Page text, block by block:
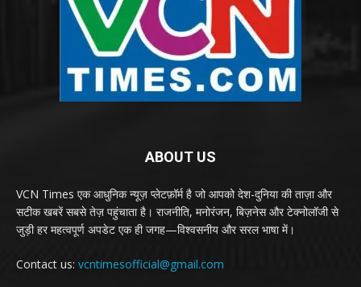
ABOUT US
VCN Times एक आधुनिक न्यूज़ प्लेटफ़ॉर्म है जो आपको देश-दुनिया की ताज़ा और
सटीक खबरें सबसे तेज़ पहुंचाता है। राजनीति, मनोरंजन, बिज़नेस और टेक्नोलॉजी से
जुड़ी हर महत्वपूर्ण अपडेट एक ही जगह—विश्वसनीय और सरल भाषा में।
Contact us: vcntimesofficial@gmail.com